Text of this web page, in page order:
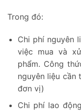
Trong đó:
Chi phí nguyên
việc mua và
phẩm. Công
nguyên liệu cần
đơn vị)
Chi phí lao